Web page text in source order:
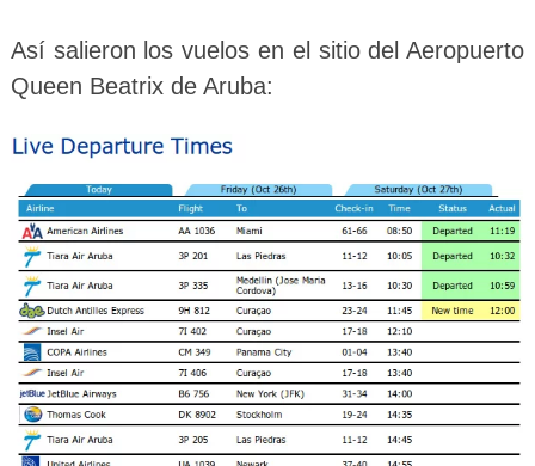
Así salieron los vuelos en el sitio del Aeropuerto
Queen Beatrix de Aruba: